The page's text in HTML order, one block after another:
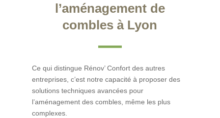
l’aménagement de
combles à Lyon
Ce qui distingue Rénov’ Confort des autres
entreprises, c’est notre capacité à proposer des
solutions techniques avancées pour
l’aménagement des combles, même les plus
complexes.